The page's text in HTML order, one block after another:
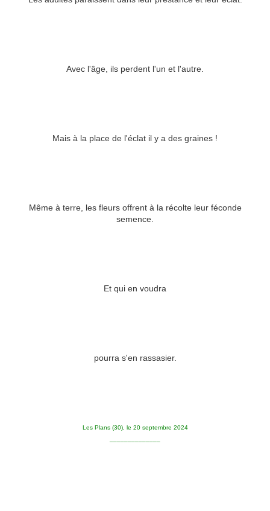
Avec l'âge, ils perdent l'un et l'autre.
Mais à la place de l'éclat il y a des graines !
Même à terre, les fleurs offrent à la récolte leur féconde
semence.
Et qui en voudra
pourra s'en rassasier.
Les Plans (30), le 20 septembre 2024